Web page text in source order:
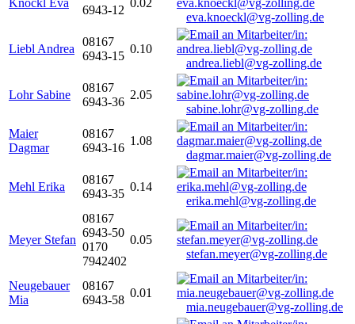
Knöckl Eva
6943-12
0.02
eva.knoeckl@vg-zolling.de
Liebl Andrea
08167
6943-15
0.10
andrea.liebl@vg-zolling.de
Lohr Sabine
08167
6943-36
2.05
sabine.lohr@vg-zolling.de
Maier
Dagmar
08167
6943-16
1.08
dagmar.maier@vg-zolling.de
Mehl Erika
08167
6943-35
0.14
erika.mehl@vg-zolling.de
Meyer Stefan
08167
6943-50
0170
7942402
0.05
stefan.meyer@vg-zolling.de
Neugebauer
Mia
08167
6943-58
0.01
mia.neugebauer@vg-zolling.de